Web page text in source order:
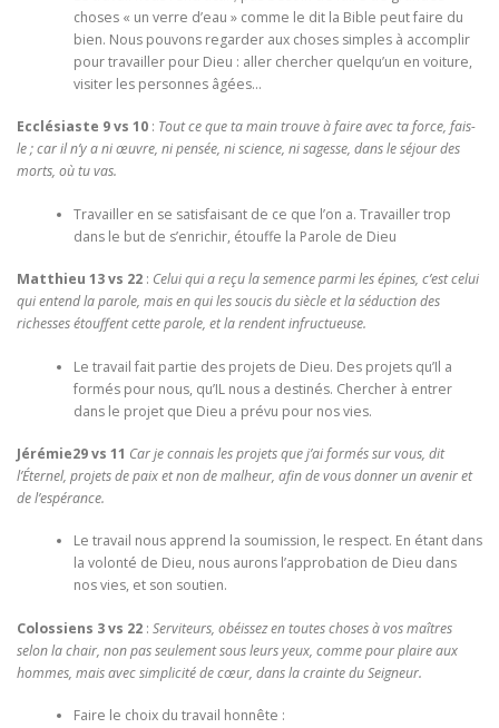
choses « un verre d’eau » comme le dit la Bible peut faire du
bien. Nous pouvons regarder aux choses simples à accomplir
pour travailler pour Dieu : aller chercher quelqu’un en voiture,
visiter les personnes âgées…
Ecclésiaste 9 vs 10 : Tout ce que ta main trouve à faire avec ta force, fais-
le ; car il n’y a ni œuvre, ni pensée, ni science, ni sagesse, dans le séjour des
morts, où tu vas.
Travailler en se satisfaisant de ce que l’on a. Travailler trop
dans le but de s’enrichir, étouffe la Parole de Dieu
Matthieu 13 vs 22 : Celui qui a reçu la semence parmi les épines, c’est celui
qui entend la parole, mais en qui les soucis du siècle et la séduction des
richesses étouffent cette parole, et la rendent infructueuse.
Le travail fait partie des projets de Dieu. Des projets qu’Il a
formés pour nous, qu’IL nous a destinés. Chercher à entrer
dans le projet que Dieu a prévu pour nos vies.
Jérémie29 vs 11 Car je connais les projets que j’ai formés sur vous, dit
l’Éternel, projets de paix et non de malheur, afin de vous donner un avenir et
de l’espérance.
Le travail nous apprend la soumission, le respect. En étant dans
la volonté de Dieu, nous aurons l’approbation de Dieu dans
nos vies, et son soutien.
Colossiens 3 vs 22 : Serviteurs, obéissez en toutes choses à vos maîtres
selon la chair, non pas seulement sous leurs yeux, comme pour plaire aux
hommes, mais avec simplicité de cœur, dans la crainte du Seigneur.
Faire le choix du travail honnête :